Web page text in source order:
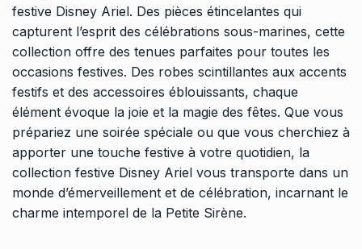
festive Disney Ariel. Des pièces étincelantes qui
capturent l’esprit des célébrations sous-marines, cette
collection offre des tenues parfaites pour toutes les
occasions festives. Des robes scintillantes aux accents
festifs et des accessoires éblouissants, chaque
élément évoque la joie et la magie des fêtes. Que vous
prépariez une soirée spéciale ou que vous cherchiez à
apporter une touche festive à votre quotidien, la
collection festive Disney Ariel vous transporte dans un
monde d’émerveillement et de célébration, incarnant le
charme intemporel de la Petite Sirène.